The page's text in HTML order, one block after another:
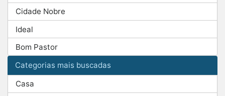
Cidade Nobre
Ideal
Bom Pastor
Categorias mais buscadas
Casa